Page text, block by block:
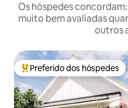
Os hóspedes
muito bem avaliadas
outros
Entre os melhores
Preferido dos hóspedes